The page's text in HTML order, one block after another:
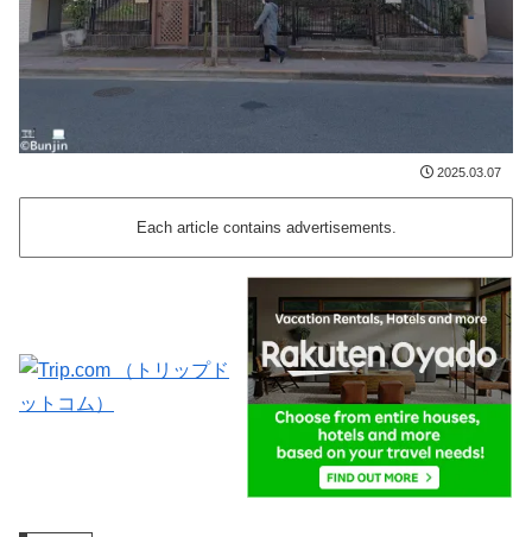
2025.03.07
Each article contains advertisements.